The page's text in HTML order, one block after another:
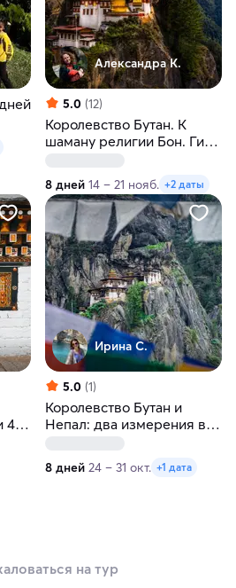
Александра К.
5.0 (12)
Королевство Бутан. К
шаману религии Бон. Гид
8 дней 14 – 21 нояб. +2 даты
4-
Ирина С.
5.0 (1)
Королевство Бутан и
Непал: два измерения в
8 дней 24 – 31 окт. +1 дата
на тур